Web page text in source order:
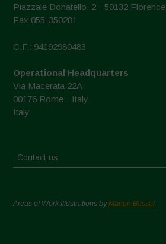
Piazzale Donatello, 2 - 50132 Florence
Fax 055-350281
C.F.: 94192980483
Operational Headquarters
Via Macerata 22A
00176 Rome - Italy
Italy
Contact us
Areas of Work Illustrations byMarion Bessol